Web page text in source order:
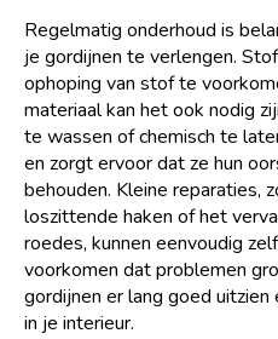
Regelmatig onderhoud is
je gordijnen te verlengen.
ophoping van stof te
materiaal kan het ook nodig
te wassen of chemisch te
en zorgt ervoor dat ze hun
behouden. Kleine reparaties,
loszittende haken of het
roedes, kunnen eenvoudig
voorkomen dat problemen
gordijnen er lang goed
in je interieur.